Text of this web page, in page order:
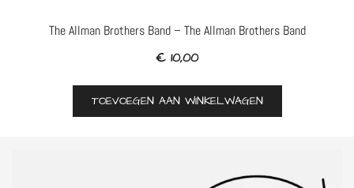
The Allman Brothers Band – The Allman Brothers Band
€ 10,00
TOEVOEGEN AAN WINKELWAGEN